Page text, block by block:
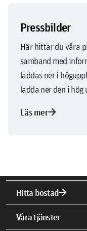
Pressbilder
Här hittar du våra
samband med
laddas ner i
ladda ner den i hög
Läs merarrow_forward
Hitta bostadarrow_forward
Våra tjänster